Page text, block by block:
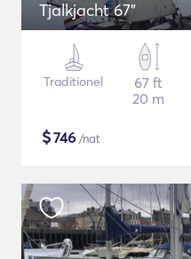
Tjalkjacht 67"
Traditionel
67 ft
20 m
$746 /nat